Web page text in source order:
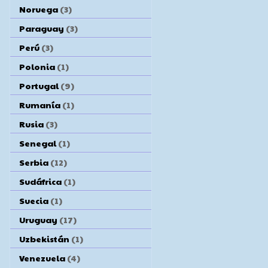
Noruega (3)
Paraguay (3)
Perú (3)
Polonia (1)
Portugal (9)
Rumanía (1)
Rusia (3)
Senegal (1)
Serbia (12)
Sudáfrica (1)
Suecia (1)
Uruguay (17)
Uzbekistán (1)
Venezuela (4)